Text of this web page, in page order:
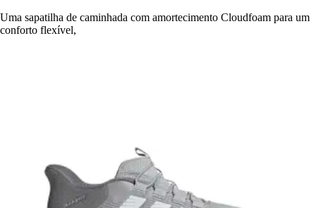
Uma sapatilha de caminhada com amortecimento Cloudfoam para um
conforto flexível,